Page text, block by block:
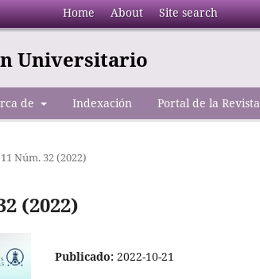
Home About Site search
Universitario
de Indexación Portal de la Revista
Núm. 32 (2022)
(2022)
Publicado: 2022-10-21